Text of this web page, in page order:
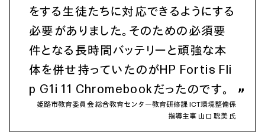
をする生徒たちに対応できるようにする
必要がありました。そのための必須要
件となる長時間バッテリーと頑強な本
体を併せ持っていたのがHP Fortis Fli
p G1i 11 Chromebookだったのです。
姫路市教育委員会 総合教育センター教育研修課 ICT環境整備係
指導主事 山口 聡美 氏